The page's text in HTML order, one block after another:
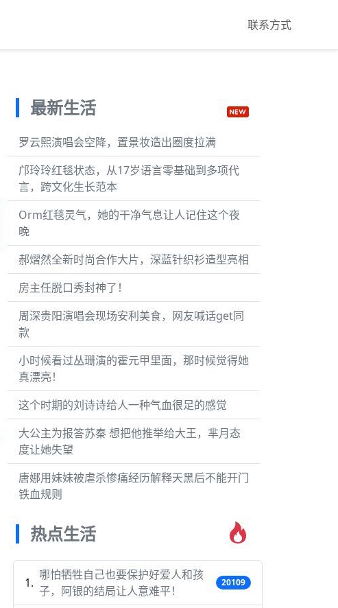
联系方式
最新生活
罗云熙演唱会空降，置景妆造出圈度拉满
邝玲玲红毯状态，从17岁语言零基础到多项代
言，跨文化生长范本
Orm红毯灵气，她的干净气息让人记住这个夜
晚
郝熠然全新时尚合作大片，深蓝针织衫造型亮相
房主任脱口秀封神了！
周深贵阳演唱会现场安利美食，网友喊话get同
款
小时候看过丛珊演的霍元甲里面，那时候觉得她
真漂亮！
这个时期的刘诗诗给人一种气血很足的感觉
大公主为报答苏秦 想把他推举给大王，芈月态
度让她失望
唐娜用妹妹被虐杀惨痛经历解释天黑后不能开门
铁血规则
热点生活
哪怕牺牲自己也要保护好爱人和孩
子，阿银的结局让人意难平！
20109